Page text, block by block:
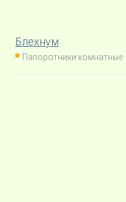
Блехнум
Папоротники комнатные